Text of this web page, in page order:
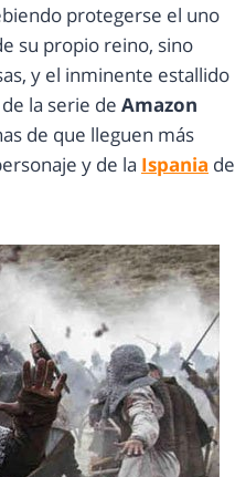
protegerse el uno
su propio reino, sino
y el inminente estallido
la serie de Amazon
de que lleguen más
y de la Ispania de